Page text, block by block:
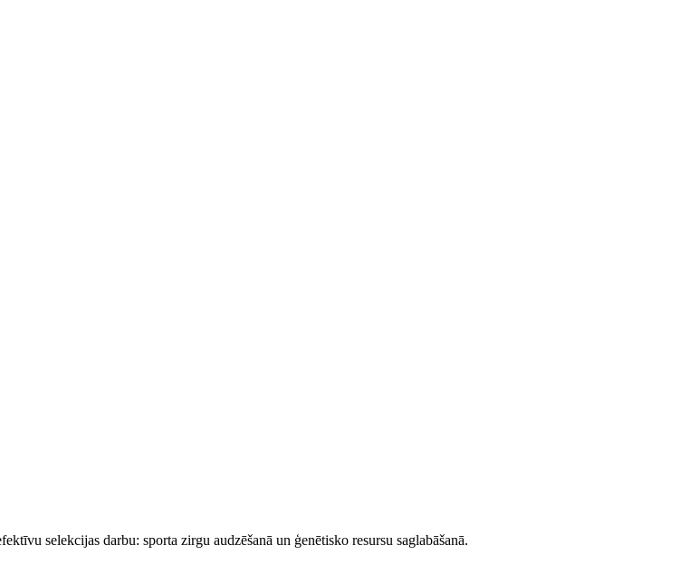
selekcijas darbu: sporta zirgu audzēšanā un ģenētisko resursu saglabāšanā.